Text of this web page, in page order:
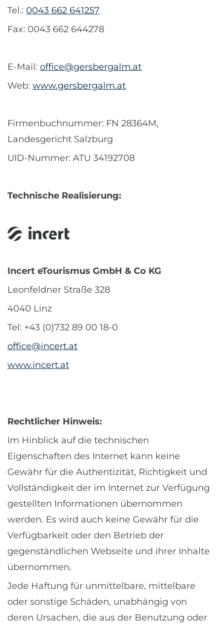
Tel.: 0043 662 641257
Fax: 0043 662 644278
E-Mail: office@gersbergalm.at
Web: www.gersbergalm.at
Firmenbuchnummer: FN 28364M,
Landesgericht Salzburg
UID-Nummer: ATU 34192708
Technische Realisierung:
Incert eTourismus GmbH & Co KG
Leonfeldner Straße 328
4040 Linz
Tel: +43 (0)732 89 00 18-0
office@incert.at
www.incert.at
Rechtlicher Hinweis:
Im Hinblick auf die technischen
Eigenschaften des Internet kann keine
Gewähr für die Authentizität, Richtigkeit und
Vollständigkeit der im Internet zur Verfügung
gestellten Informationen übernommen
werden. Es wird auch keine Gewähr für die
Verfügbarkeit oder den Betrieb der
gegenständlichen Webseite und ihrer Inhalte
übernommen.
Jede Haftung für unmittelbare, mittelbare
oder sonstige Schäden, unabhängig von
deren Ursachen, die aus der Benutzung oder